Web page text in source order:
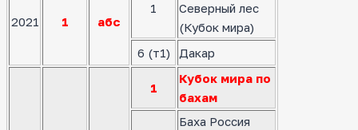
2021 1 абс
1
Северный лес
(Кубок мира)
6 (т1)
Дакар
1
Кубок мира по
бахам
Баха Россия